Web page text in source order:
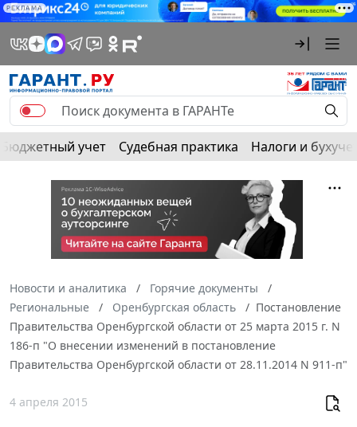
РЕКЛАМА
Бюджетный учет Судебная практика Налоги и
Новости и аналитика
Горячие документы
Региональные
Оренбургская область
Постановление
Правительства Оренбургской области от 25 марта 2015 г. N
186-п "О внесении изменений в постановление
Правительства Оренбургской области от 28.11.2014 N 911-п"
4 апреля 2015